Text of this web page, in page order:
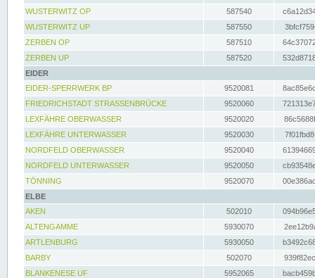
WUSTERWITZ OP
587540
WUSTERWITZ UP
587550
ZERBEN OP
587510
ZERBEN UP
587520
EIDER
EIDER-SPERRWERK BP
9520081
FRIEDRICHSTADT STRASSENBRÜCKE
9520060
LEXFÄHRE OBERWASSER
9520020
LEXFÄHRE UNTERWASSER
9520030
NORDFELD OBERWASSER
9520040
NORDFELD UNTERWASSER
9520050
TÖNNING
9520070
ELBE
AKEN
502010
ALTENGAMME
5930070
ARTLENBURG
5930050
BARBY
502070
BLANKENESE UF
5952065